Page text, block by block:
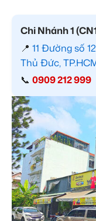
Chi Nhánh 1
📍 11 Đường số
Thủ Đức,
📞 0909 212 999